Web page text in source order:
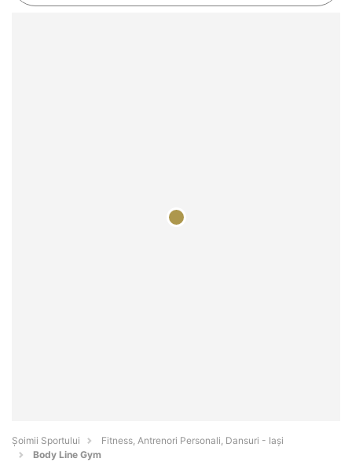
Șoimii Sportului
Fitness, Antrenori Personali, Dansuri - Iaşi
Body Line Gym